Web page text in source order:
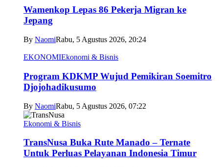
Wamenkop Lepas 86 Pekerja Migran ke
Jepang
By NaomiRabu, 5 Agustus 2026, 20:24
EKONOMIEkonomi & Bisnis
Program KDKMP Wujud Pemikiran Soemitro
Djojohadikusumo
By NaomiRabu, 5 Agustus 2026, 07:22
Ekonomi & Bisnis
TransNusa Buka Rute Manado – Ternate
Untuk Perluas Pelayanan Indonesia Timur